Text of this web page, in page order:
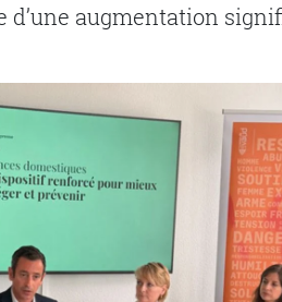
d’une augmentation